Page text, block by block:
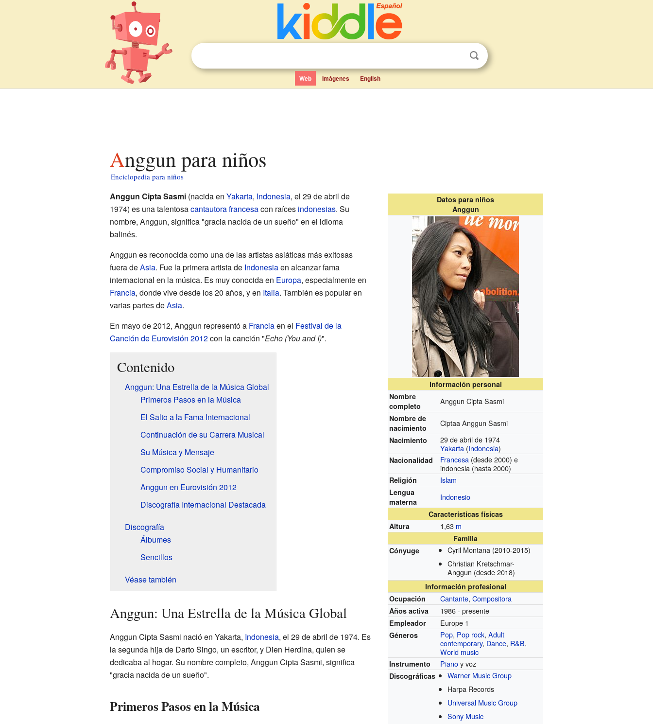
Web Imágenes English
Anggun para niños
Enciclopedia para niños
Datos para niños
Anggun
Información personal
Nombre
completo
Anggun Cipta Sasmi
Nombre de
nacimiento
Ciptaa Anggun Sasmi
Nacimiento
29 de abril de 1974
Yakarta (Indonesia)
Nacionalidad Francesa (desde 2000) e
indonesia (hasta 2000)
Religión Islam
Lengua
materna
Indonesio
Características físicas
Altura
1,63 m
Familia
Cónyuge
Cyril Montana (2010-2015)
Christian Kretschmar-
Anggun (desde 2018)
Información profesional
Ocupación
Cantante,Compositora
Años activa 1986 - presente
Empleador Europe 1
Géneros Pop, Pop rock,Adult
contemporary, Dance, R&B,
World music
Instrumento Pianoy voz
Discográficas
Warner Music Group
Harpa Records
Universal Music Group
Sony Music
Anggun Cipta Sasmi(nacida en Yakarta, Indonesia, el 29 de abril de
1974) es una talentosacantautorafrancesacon raíces indonesias. Su
nombre, Anggun, significa "gracia nacida de un sueño" en el idioma
balinés.
Anggun es reconocida como una de las artistas asiáticas más exitosas
fuera deAsia. Fue la primera artista de Indonesiaen alcanzar fama
internacional en la música. Es muy conocida en Europa, especialmente en
Francia, donde vive desde los 20 años, y en Italia. También es popular en
varias partes deAsia.
En mayo de 2012, Anggun representó a Franciaen el Festival de la
Canción de Eurovisión 2012con la canción "Echo (You and I)".
Contenido
Anggun: Una Estrella de la Música Global
Primeros Pasos en la Música
El Salto a la Fama Internacional
Continuación de su Carrera Musical
Su Música y Mensaje
Compromiso Social y Humanitario
Anggun en Eurovisión 2012
Discografía Internacional Destacada
Discografía
Álbumes
Sencillos
Véase también
Anggun: Una Estrella de la Música Global
Anggun Cipta Sasmi nació en Yakarta, Indonesia, el 29 de abril de 1974. Es
la segunda hija de Darto Singo, un escritor, y Dien Herdina, quien se
dedicaba al hogar. Su nombre completo, Anggun Cipta Sasmi, significa
"gracia nacida de un sueño".
Primeros Pasos en la Música